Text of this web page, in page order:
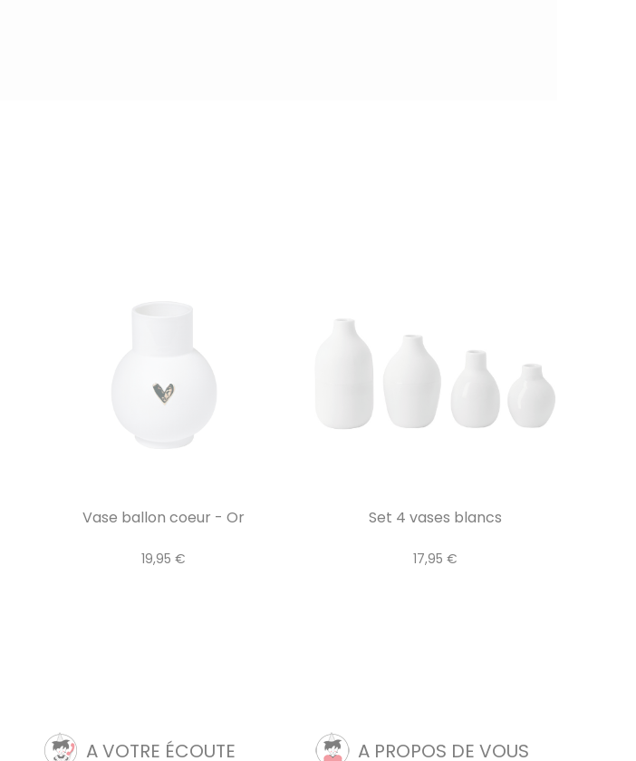
Vase ballon coeur - Or
19,95 €
Set 4 vases blancs
17,95 €
A VOTRE ÉCOUTE A PROPOS DE VOUS